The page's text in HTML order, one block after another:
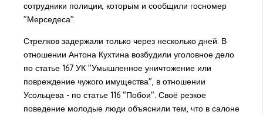
сотрудники полиции, которым и сообщили госномер
"Мерседеса".
Стрелков задержали только через несколько дней. В
отношении Антона Кухтина возбудили уголовное дело
по статье 167 УК "Умышленное уничтожение или
повреждение чужого имущества", в отношении
Усольцева - по статье 116 "Побои". Своё резкое
поведение молодые люди объяснили тем, что в салоне